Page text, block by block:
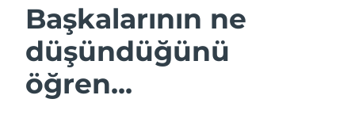
Başkalarının ne
düşündüğünü
öğren...